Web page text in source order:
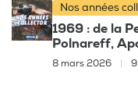
Nos années
1969 : de la
Polnareff,
8 mars 2026 |